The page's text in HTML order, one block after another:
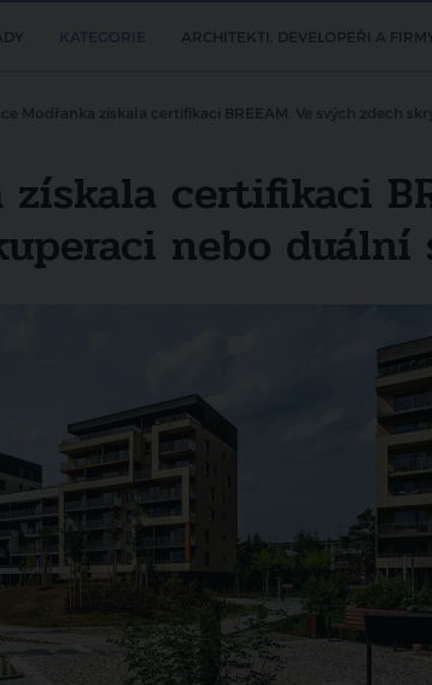
ARCHITEKTI, DEVELOPEŘI A
Modřanka získala certifikaci BREEAM. Ve svých zdech
certifikaci
nebo duální